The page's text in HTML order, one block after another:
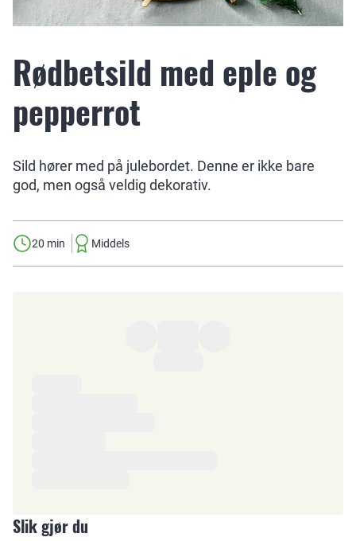
Rødbetsild med eple og
pepperrot
Sild hører med på julebordet. Denne er ikke bare
god, men også veldig dekorativ.
20 min Middels
Slik gjør du